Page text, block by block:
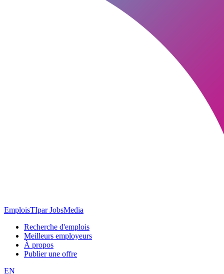
EmploisTIpar JobsMedia
Recherche d'emplois
Meilleurs employeurs
À propos
Publier une offre
EN